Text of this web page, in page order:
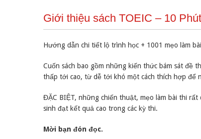
Giới thiệu sách TOEIC – 10
Hướng dẫn chi tiết lộ trình học + 1001 mẹo làm
Cuốn sách bao gồm những kiến thức bám sát đề
thấp tới cao, từ dễ tới khó một cách thích hợp để
ĐẶC BIỆT, những chiến thuật, mẹo làm bài thi
sinh đạt kết quả cao trong các kỳ thi.
Mời bạn đón đọc.